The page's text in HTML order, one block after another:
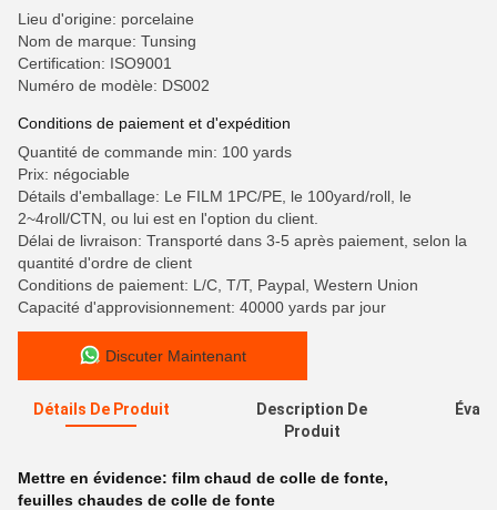
Lieu d'origine: porcelaine
Nom de marque: Tunsing
Certification: ISO9001
Numéro de modèle: DS002
Conditions de paiement et d'expédition
Quantité de commande min: 100 yards
Prix: négociable
Détails d'emballage: Le FILM 1PC/PE, le 100yard/roll, le
2~4roll/CTN, ou lui est en l'option du client.
Délai de livraison: Transporté dans 3-5 après paiement, selon la
quantité d'ordre de client
Conditions de paiement: L/C, T/T, Paypal, Western Union
Capacité d'approvisionnement: 40000 yards par jour
Discuter Maintenant
Détails De Produit
Description De
Produit
Mettre en évidence: film chaud de colle de fonte,
feuilles chaudes de colle de fonte